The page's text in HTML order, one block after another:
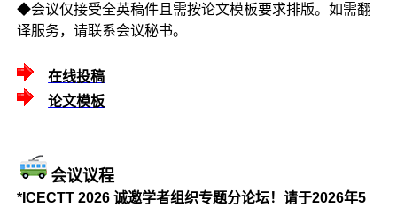
◆会议仅接受全英稿件且需按论文模板要求排版。如需翻
译服务，请联系会议秘书。
在线投稿
论文模板
会议议程
*ICECTT 2026 诚邀学者组织专题分论坛！请于2026年5